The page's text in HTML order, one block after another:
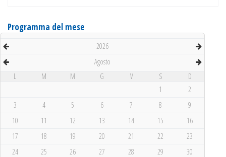
Programma del mese
2026
Agosto
L
M M G V S
D
1
2
3
4 5 6 7 8
9
10
11 12 13 14 15
16
17
18 19 20 21 22
23
24
25 26 27 28 29
30